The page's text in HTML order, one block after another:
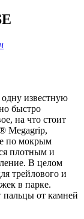
известную
быстро
на что стоит
Megagrip,
по мокрым
плотным и
В целом
трейлового и
в парке.
пальцы от камней